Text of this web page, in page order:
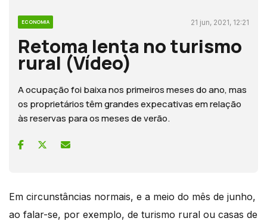
ECONOMIA 21 jun, 2021, 12:21
Retoma lenta no turismo
rural (Vídeo)
A ocupação foi baixa nos primeiros meses do ano, mas
os proprietários têm grandes expecativas em relação
às reservas para os meses de verão.
Em circunstâncias normais, e a meio do mês de junho,
ao falar-se, por exemplo, de turismo rural ou casas de